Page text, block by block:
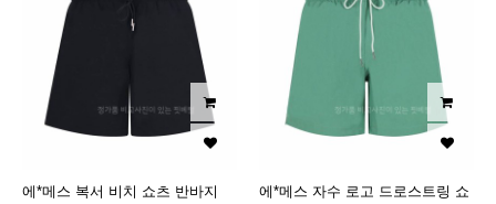
에*메스 복서 비치 쇼츠 반바지
에*메스 자수 로고 드로스트링 쇼